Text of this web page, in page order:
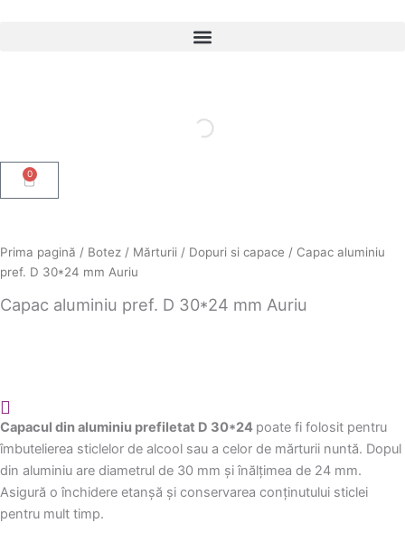
0
Cart
Prima pagină / Botez / Mărturii / Dopuri si capace / Capac aluminiu
pref. D 30*24 mm Auriu
Capac aluminiu pref. D 30*24 mm Auriu
Capacul din aluminiu prefiletat D 30*24 poate fi folosit pentru
îmbutelierea sticlelor de alcool sau a celor de mărturii nuntă. Dopul
din aluminiu are diametrul de 30 mm și înălțimea de 24 mm.
Asigură o închidere etanșă și conservarea conținutului sticlei
pentru mult timp.